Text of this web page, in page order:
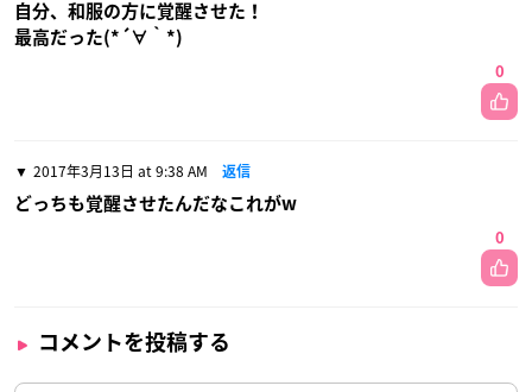
自分、和服の方に覚醒させた！
最高だった(*´∀｀*)
0
2017年3月13日 at 9:38 AM 返信
どっちも覚醒させたんだなこれがw
0
コメントを投稿する